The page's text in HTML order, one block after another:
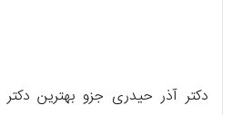
دکتر آذر حیدری جزو بهترین دکتر